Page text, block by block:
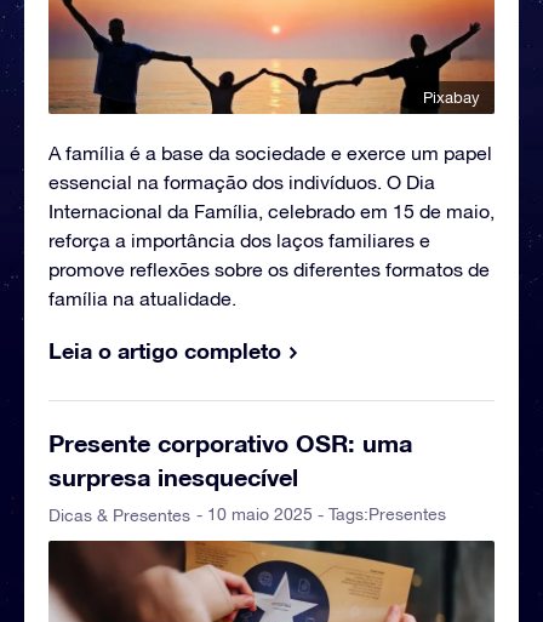
Pixabay
A família é a base da sociedade e exerce um papel
essencial na formação dos indivíduos. O Dia
Internacional da Família, celebrado em 15 de maio,
reforça a importância dos laços familiares e
promove reflexões sobre os diferentes formatos de
família na atualidade.
Leia o artigo completo
Presente corporativo OSR: uma
surpresa inesquecível
Dicas & Presentes - 10 maio 2025 - Tags:Presentes